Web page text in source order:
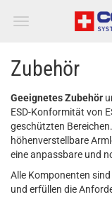
Zubehör
Geeignetes Zubehör
ESD-Konformität von
geschützten
höhenverstellbare
eine anpassbare und
Alle Komponenten
und erfüllen die